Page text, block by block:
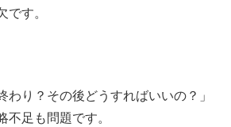
す。
わり？その後どうすればいいの？」
不足も問題です。